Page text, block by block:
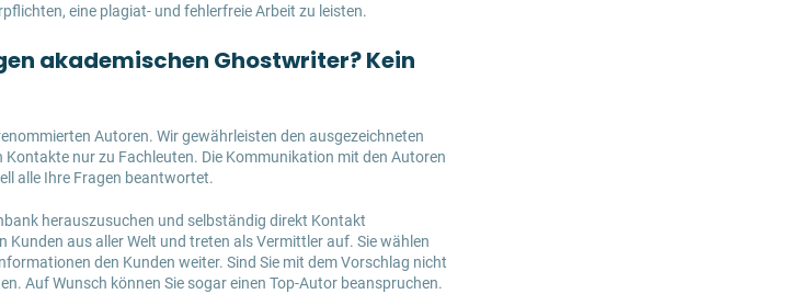
eine plagiat- und fehlerfreie Arbeit zu leisten.
akademischen Ghostwriter? Kein
Autoren. Wir gewährleisten den ausgezeichneten
nur zu Fachleuten. Die Kommunikation mit den Autoren
alle Ihre Fragen beantwortet.
herauszusuchen und selbständig direkt Kontakt
aus aller Welt und treten als Vermittler auf. Sie wählen
den Kunden weiter. Sind Sie mit dem Vorschlag nicht
Auf Wunsch können Sie sogar einen Top-Autor beanspruchen.